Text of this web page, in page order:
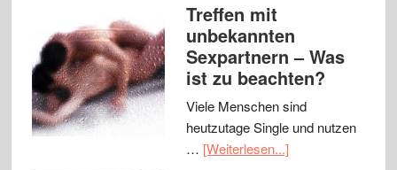
Treffen mit
unbekannten
Sexpartnern – Was
ist zu beachten?
Viele Menschen sind
heutzutage Single und nutzen
… [Weiterlesen...]